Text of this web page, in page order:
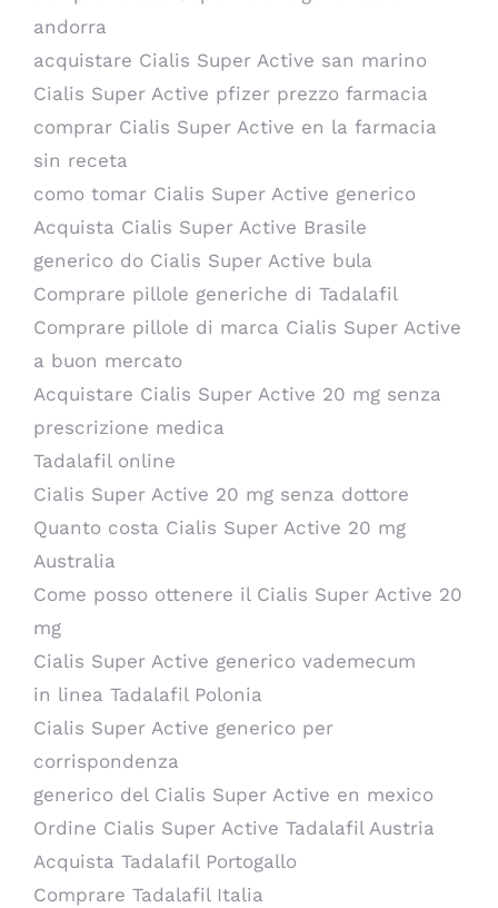
andorra
acquistare Cialis Super Active san marino
Cialis Super Active pfizer prezzo farmacia
comprar Cialis Super Active en la farmacia
sin receta
como tomar Cialis Super Active generico
Acquista Cialis Super Active Brasile
generico do Cialis Super Active bula
Comprare pillole generiche di Tadalafil
Comprare pillole di marca Cialis Super Active
a buon mercato
Acquistare Cialis Super Active 20 mg senza
prescrizione medica
Tadalafil online
Cialis Super Active 20 mg senza dottore
Quanto costa Cialis Super Active 20 mg
Australia
Come posso ottenere il Cialis Super Active 20
mg
Cialis Super Active generico vademecum
in linea Tadalafil Polonia
Cialis Super Active generico per
corrispondenza
generico del Cialis Super Active en mexico
Ordine Cialis Super Active Tadalafil Austria
Acquista Tadalafil Portogallo
Comprare Tadalafil Italia